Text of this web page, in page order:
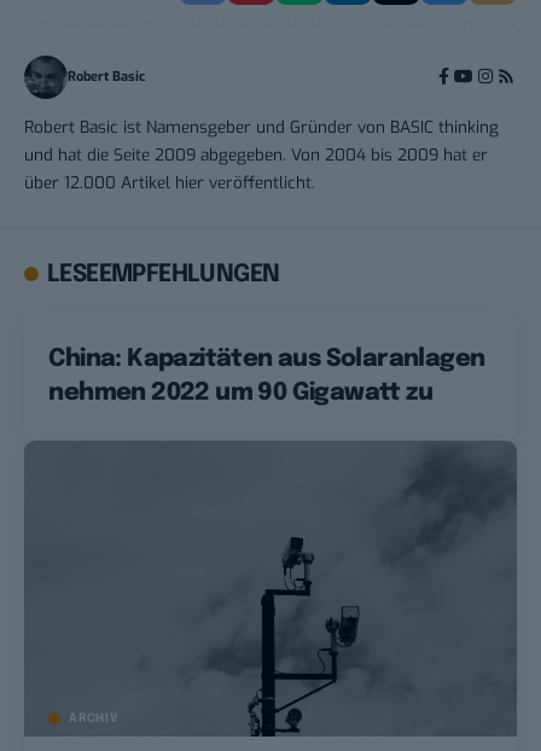
Robert Basic
Robert Basic ist Namensgeber und Gründer von BASIC thinking
und hat die Seite 2009 abgegeben. Von 2004 bis 2009 hat er
über 12.000 Artikel hier veröffentlicht.
LESEEMPFEHLUNGEN
China: Kapazitäten aus Solaranlagen
nehmen 2022 um 90 Gigawatt zu
ARCHIV